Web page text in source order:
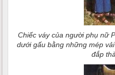
Chiếc váy của người phụ nữ
dưới gấu bằng những mép
đắp